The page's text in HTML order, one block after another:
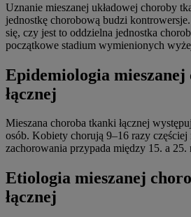
Uznanie mieszanej układowej choroby
jednostkę chorobową budzi
się, czy jest to oddzielna jednostka
początkowe stadium wymienionych
Epidemiologia
łącznej
Mieszana choroba tkanki łącznej
osób. Kobiety chorują 9–16 razy
zachorowania przypada między 15. a 25.
Etiologia mieszanej
łącznej